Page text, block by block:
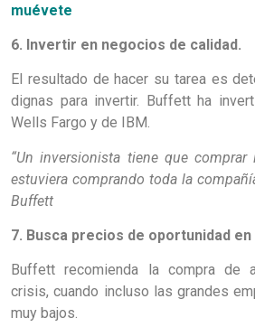
muévete
6. Invertir en negocios de calidad.
El resultado de hacer su tarea es
dignas para invertir. Buffett ha
Wells Fargo y de IBM.
“Un inversionista tiene que
estuviera comprando toda la
Buffett
7. Busca precios de oportunidad
Buffett recomienda la compra de
crisis, cuando incluso las grandes
muy bajos.